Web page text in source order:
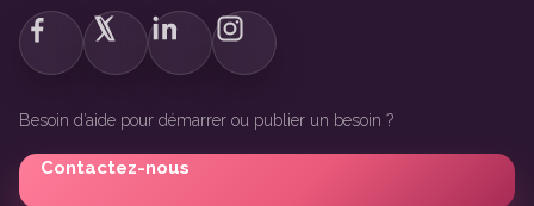
Besoin d’aide pour démarrer ou publier un besoin ?
Contactez-nous